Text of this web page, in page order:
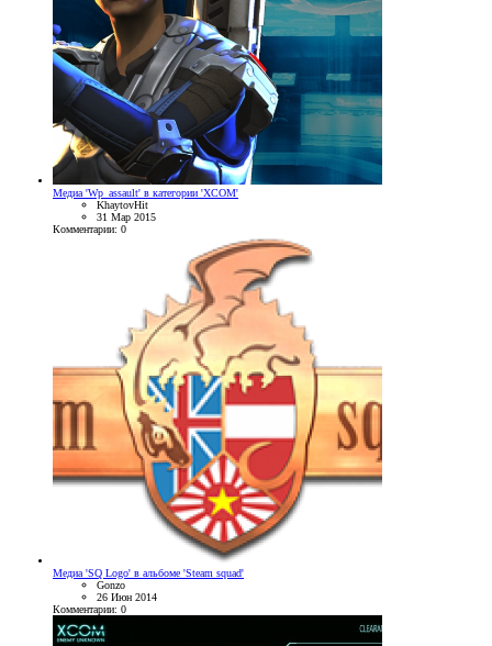
Медиа 'Wp_assault' в категории 'XCOM'
KhaytovHit
31 Мар 2015
Комментарии: 0
Медиа 'SQ Logo' в альбоме 'Steam squad'
Gonzo
26 Июн 2014
Комментарии: 0